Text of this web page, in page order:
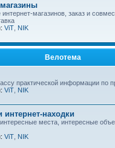
магазинов, заказ и
ViT NIK
Велотема
практической информации по
ViT NIK
интернет-находки
места, интересные
ViT NIK